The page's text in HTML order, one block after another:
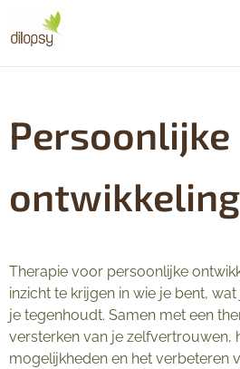
Persoonlijke
ontwikkeling
Therapie voor persoonlijke
inzicht te krijgen in wie je bent,
je tegenhoudt. Samen met een
versterken van je zelfvertrouwen,
mogelijkheden en het verbeteren